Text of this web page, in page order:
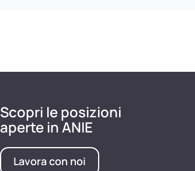
Scopri le posizioni
aperte in ANIE
Lavora con noi